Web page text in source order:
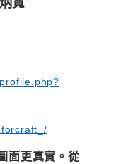
寬
面更真實。從